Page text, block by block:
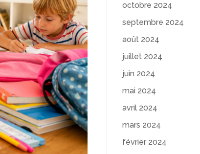
octobre 2024
septembre 2024
août 2024
juillet 2024
juin 2024
mai 2024
avril 2024
mars 2024
février 2024